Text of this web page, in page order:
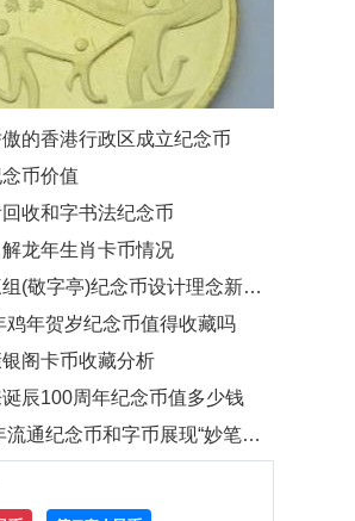
的香港行政区成立纪念币
币价值
收和字书法纪念币
龙年生肖卡币情况
(敬字亭)纪念币设计理念新颖独特
鸡年贺岁纪念币值得收藏吗
阁卡币收藏分析
诞辰100周年纪念币值多少钱
通纪念币和字币展现“妙笔生辉”